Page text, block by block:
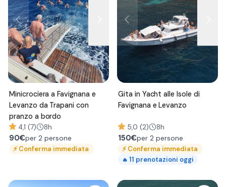
Minicrociera a Favignana e
Levanzo da Trapani con
pranzo a bordo
4,1 (7) 8h
90€per 2 persone
⚡Conferma immediata
Gita in Yacht alle Isole di
Favignana e Levanzo
5,0 (2) 8h
150€per 2 persone
⚡Conferma immediata
🔥 11 prenotazioni oggi